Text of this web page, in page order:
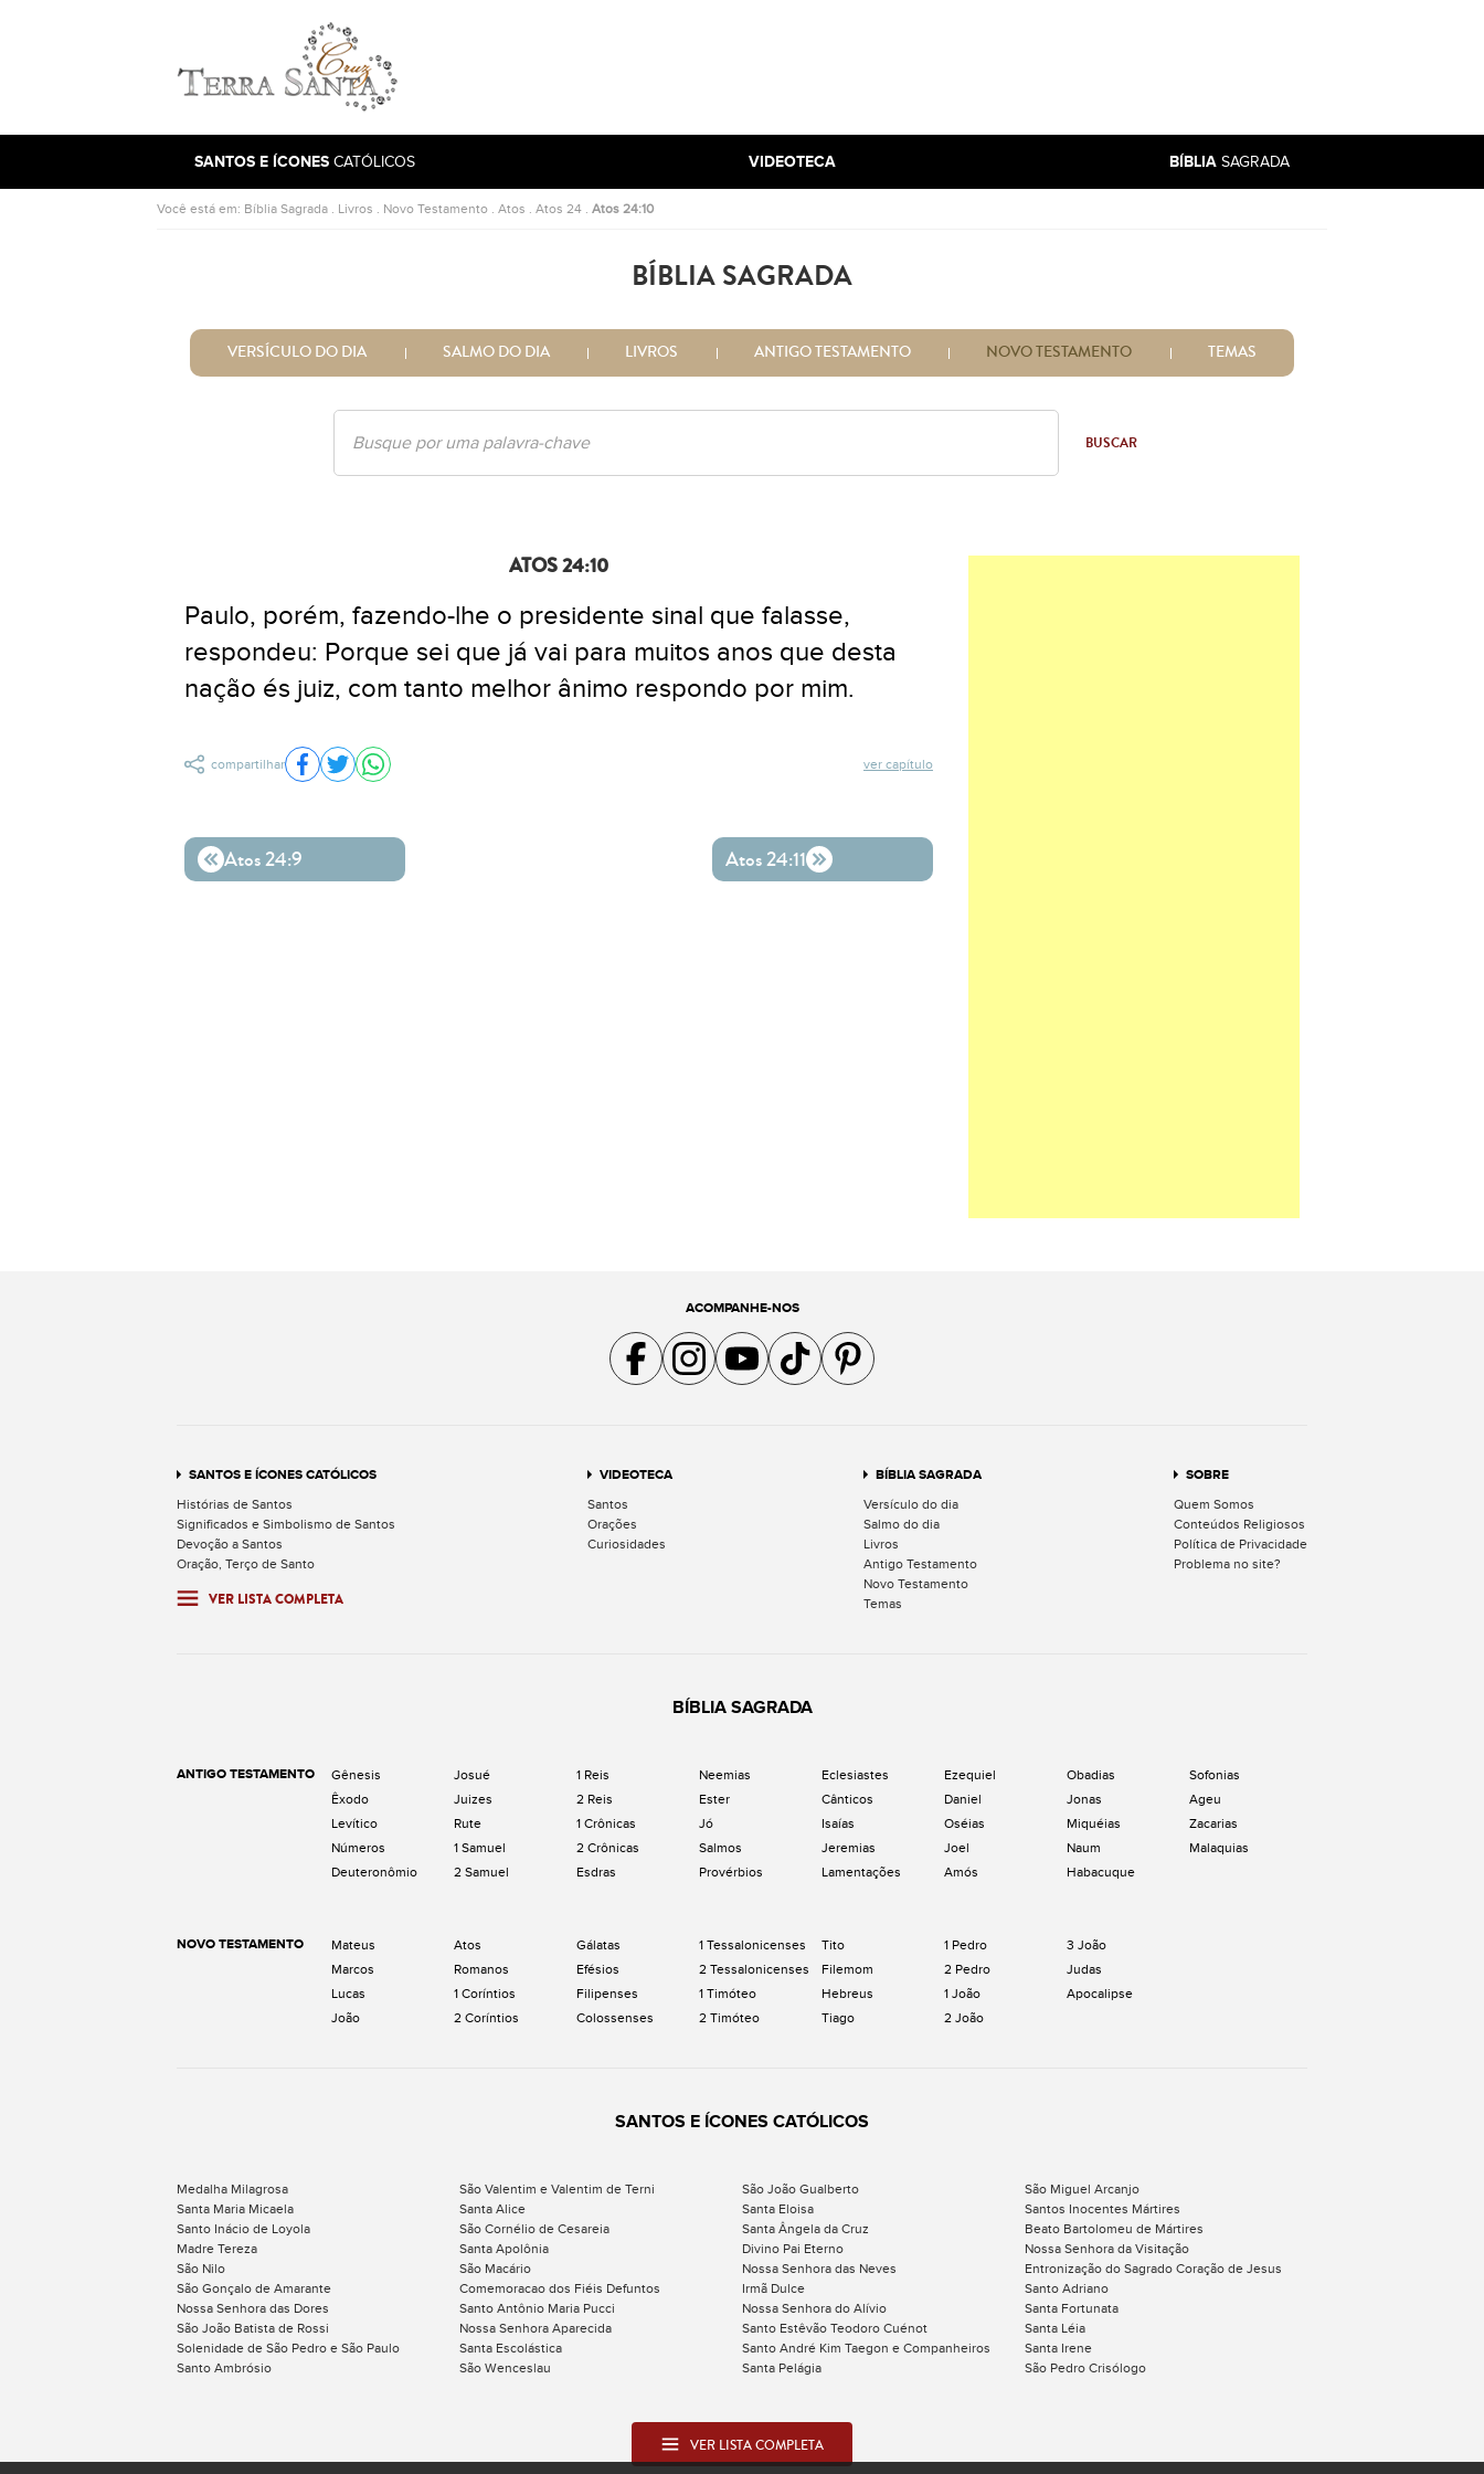
Ir para a página inicial
SANTOS E ÍCONES CATÓLICOS VIDEOTECA BÍBLIA SAGRADA
Você está em: Bíblia Sagrada . Livros . Novo Testamento . Atos . Atos 24 . Atos 24:10
BÍBLIA SAGRADA
VERSÍCULO DO DIA SALMO DO DIA LIVROS ANTIGO TESTAMENTO NOVO TESTAMENTO TEMAS
BUSCAR
ATOS 24:10
Paulo, porém, fazendo-lhe o presidente sinal que falasse,
respondeu: Porque sei que já vai para muitos anos que desta
nação és juiz, com tanto melhor ânimo respondo por mim.
ver capítulo
compartilhar Compartilhar no Facebook
Compartilhar no Twitter
Compartilhar no WhatsApp
Atos 24:9 Atos 24:11
ACOMPANHE-NOS
Acompanhe a gente no Facebook
Acompanhe a gente no Instagram
Acompanhe a gente no YouTube
Acompanhe a gente no TikTok
Acompanhe a gente no Pinterest
SANTOS E ÍCONES CATÓLICOS
Histórias de Santos
Significados e Simbolismo de Santos
Devoção a Santos
Oração, Terço de Santo
VER LISTA COMPLETA
VIDEOTECA
Santos
Orações
Curiosidades
BÍBLIA SAGRADA
Versículo do dia
Salmo do dia
Livros
Antigo Testamento
Novo Testamento
Temas
SOBRE
Quem Somos
Conteúdos Religiosos
Política de Privacidade
Problema no site?
BÍBLIA SAGRADA
ANTIGO TESTAMENTO
Gênesis
Êxodo
Levítico
Números
Deuteronômio
Josué
Juizes
Rute
1 Samuel
2 Samuel
1 Reis
2 Reis
1 Crônicas
2 Crônicas
Esdras
Neemias
Ester
Jó
Salmos
Provérbios
Eclesiastes
Cânticos
Isaías
Jeremias
Lamentações
Ezequiel
Daniel
Oséias
Joel
Amós
Obadias
Jonas
Miquéias
Naum
Habacuque
Sofonias
Ageu
Zacarias
Malaquias
NOVO TESTAMENTO
Mateus
Marcos
Lucas
João
Atos
Romanos
1 Coríntios
2 Coríntios
Gálatas
Efésios
Filipenses
Colossenses
1 Tessalonicenses
2 Tessalonicenses
1 Timóteo
2 Timóteo
Tito
Filemom
Hebreus
Tiago
1 Pedro
2 Pedro
1 João
2 João
3 João
Judas
Apocalipse
SANTOS E ÍCONES CATÓLICOS
Medalha Milagrosa São Valentim e Valentim de Terni São João Gualberto
São Miguel Arcanjo
Santa Maria Micaela
Santa Alice Santa Eloisa
Santos Inocentes Mártires
Santo Inácio de Loyola
São Cornélio de Cesareia Santa Ângela da Cruz
Beato Bartolomeu de Mártires
Madre Tereza
Santa Apolônia Divino Pai Eterno
Nossa Senhora da Visitação
São Nilo
São Macário Nossa Senhora das Neves
Entronização do Sagrado Coração de Jesus
São Gonçalo de Amarante
Comemoracao dos Fiéis Defuntos Irmã Dulce
Santo Adriano
Nossa Senhora das Dores
Santo Antônio Maria Pucci Nossa Senhora do Alívio
Santa Fortunata
São João Batista de Rossi
Nossa Senhora Aparecida Santo Estêvão Teodoro Cuénot
Santa Léia
Solenidade de São Pedro e São Paulo
Santa Escolástica Santo André Kim Taegon e Companheiros
Santa Irene
Santo Ambrósio
São Wenceslau Santa Pelágia São Pedro Crisólogo
VER LISTA COMPLETA